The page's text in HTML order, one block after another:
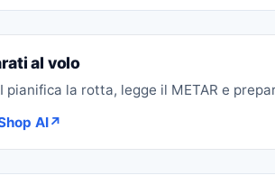
al volo
pianifica la rotta, legge il METAR e
AI↗